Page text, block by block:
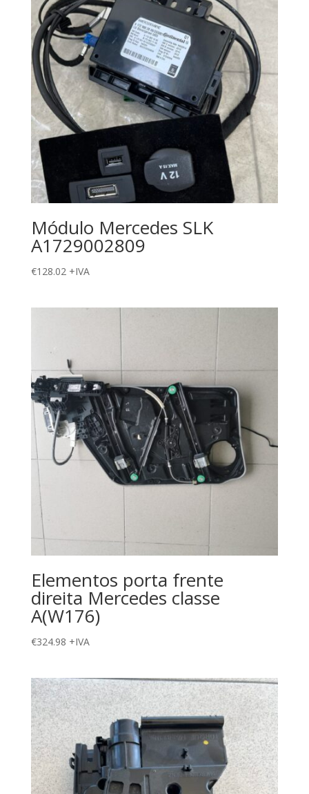
Módulo Mercedes SLK
A1729002809
€128.02 +IVA
Elementos porta frente
direita Mercedes classe
A(W176)
€324.98 +IVA